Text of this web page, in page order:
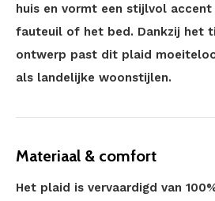
huis en vormt een stijlvol accent
fauteuil of het bed. Dankzij het
ontwerp past dit plaid
als landelijke woonstijlen.
Materiaal & comfort
Het plaid is vervaardigd van